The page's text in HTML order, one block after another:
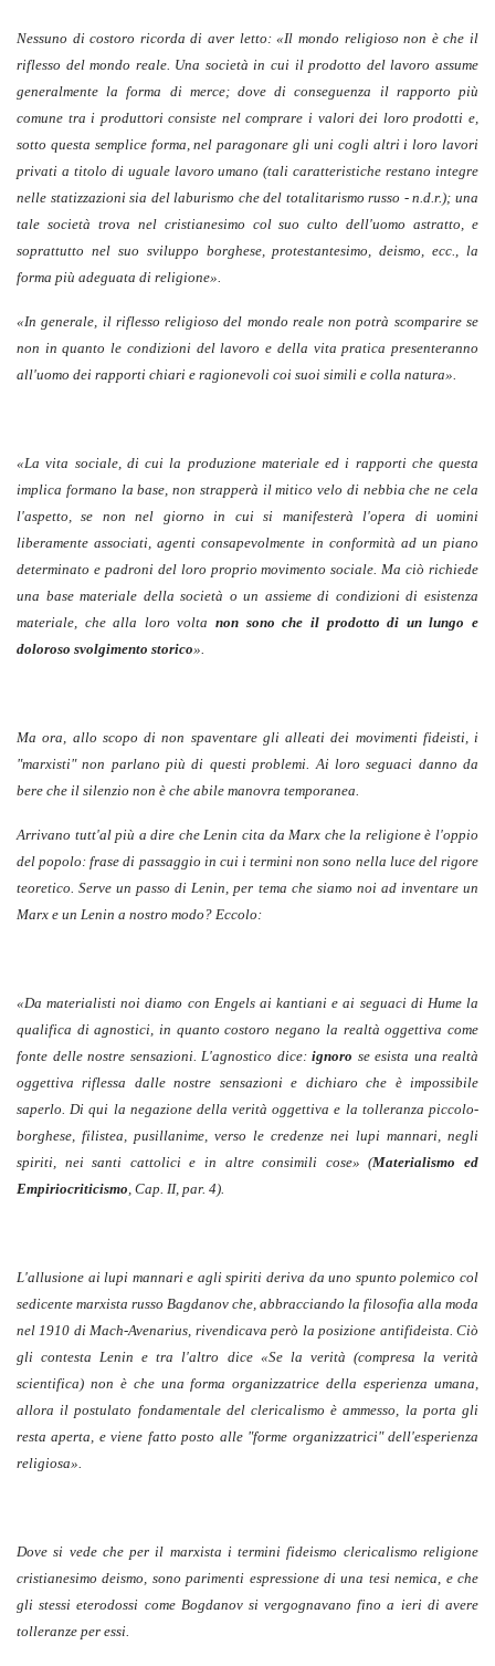
Nessuno di costoro ricorda di aver letto: «Il mondo religioso non è che il
riflesso del mondo reale. Una società in cui il prodotto del lavoro assume
generalmente la forma di merce; dove di conseguenza il rapporto più
comune tra i produttori consiste nel comprare i valori dei loro prodotti e,
sotto questa semplice forma, nel paragonare gli uni cogli altri i loro lavori
privati a titolo di uguale lavoro umano (tali caratteristiche restano integre
nelle statizzazioni sia del laburismo che del totalitarismo russo - n.d.r.); una
tale società trova nel cristianesimo col suo culto dell'uomo astratto, e
soprattutto nel suo sviluppo borghese, protestantesimo, deismo, ecc., la
forma più adeguata di religione».
«In generale, il riflesso religioso del mondo reale non potrà scomparire se
non in quanto le condizioni del lavoro e della vita pratica presenteranno
all'uomo dei rapporti chiari e ragionevoli coi suoi simili e colla natura».
«La vita sociale, di cui la produzione materiale ed i rapporti che questa
implica formano la base, non strapperà il mitico velo di nebbia che ne cela
l'aspetto, se non nel giorno in cui si manifesterà l'opera di uomini
liberamente associati, agenti consapevolmente in conformità ad un piano
determinato e padroni del loro proprio movimento sociale. Ma ciò richiede
una base materiale della società o un assieme di condizioni di esistenza
materiale, che alla loro voltanon sono che il prodotto di un lungo e
doloroso svolgimento storico».
Ma ora, allo scopo di non spaventare gli alleati dei movimenti fideisti, i
"marxisti" non parlano più di questi problemi. Ai loro seguaci danno da
bere che il silenzio non è che abile manovra temporanea.
Arrivano tutt'al più a dire che Lenin cita da Marx che la religione è l'oppio
del popolo: frase di passaggio in cui i termini non sono nella luce del rigore
teoretico. Serve un passo di Lenin, per tema che siamo noi ad inventare un
Marx e un Lenin a nostro modo? Eccolo:
«Da materialisti noi diamo con Engels ai kantiani e ai seguaci di Hume la
qualifica di agnostici, in quanto costoro negano la realtà oggettiva come
fonte delle nostre sensazioni. L'agnostico dice: ignoro se esista una realtà
oggettiva riflessa dalle nostre sensazioni e dichiaro che è impossibile
saperlo. Di qui la negazione della verità oggettiva e la tolleranza piccolo-
borghese, filistea, pusillanime, verso le credenze nei lupi mannari, negli
spiriti, nei santi cattolici e in altre consimili cose» (Materialismo ed
Empiriocriticismo, Cap. II, par. 4).
L'allusione ai lupi mannari e agli spiriti deriva da uno spunto polemico col
sedicente marxista russo Bagdanov che, abbracciando la filosofia alla moda
nel 1910 di Mach-Avenarius, rivendicava però la posizione antifideista. Ciò
gli contesta Lenin e tra l'altro dice «Se la verità (compresa la verità
scientifica) non è che una forma organizzatrice della esperienza umana,
allora il postulato fondamentale del clericalismo è ammesso, la porta gli
resta aperta, e viene fatto posto alle "forme organizzatrici" dell'esperienza
religiosa».
Dove si vede che per il marxista i termini fideismo clericalismo religione
cristianesimo deismo, sono parimenti espressione di una tesi nemica, e che
gli stessi eterodossi come Bogdanov si vergognavano fino a ieri di avere
tolleranze per essi.